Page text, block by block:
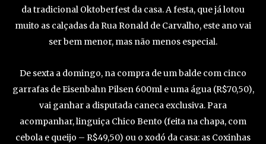
da tradicional Oktoberfest da casa. A festa, que já lotou
muito as calçadas da Rua Ronald de Carvalho, este ano vai
ser bem menor, mas não menos especial.
De sexta a domingo, na compra de um balde com cinco
garrafas de Eisenbahn Pilsen 600ml e uma água (R$70,50),
vai ganhar a disputada caneca exclusiva. Para
acompanhar, linguiça Chico Bento (feita na chapa, com
cebola e queijo – R$49,50) ou o xodó da casa: as Coxinhas